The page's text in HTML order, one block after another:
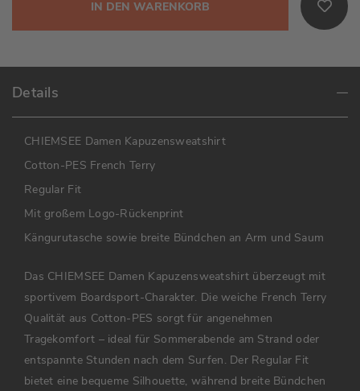
IN DEN WARENKORB
Details
CHIEMSEE Damen Kapuzensweatshirt
Cotton-PES French Terry
Regular Fit
Mit großem Logo-Rückenprint
Kängurutasche sowie breite Bündchen an Arm und Saum
Das CHIEMSEE Damen Kapuzensweatshirt überzeugt mit
sportivem Boardsport-Charakter. Die weiche French Terry
Qualität aus Cotton-PES sorgt für angenehmen
Tragekomfort – ideal für Sommerabende am Strand oder
entspannte Stunden nach dem Surfen. Der Regular Fit
bietet eine bequeme Silhouette, während breite Bündchen